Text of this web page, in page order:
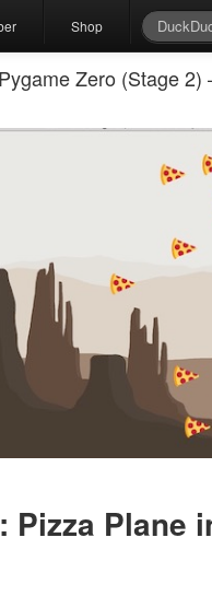
Shop
Zero (Stage 2)
Plane